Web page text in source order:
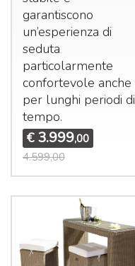
garantiscono
un’esperienza di
seduta
particolarmente
confortevole anche
per lunghi periodi di
tempo.
€ 3.999,00
4.599,00